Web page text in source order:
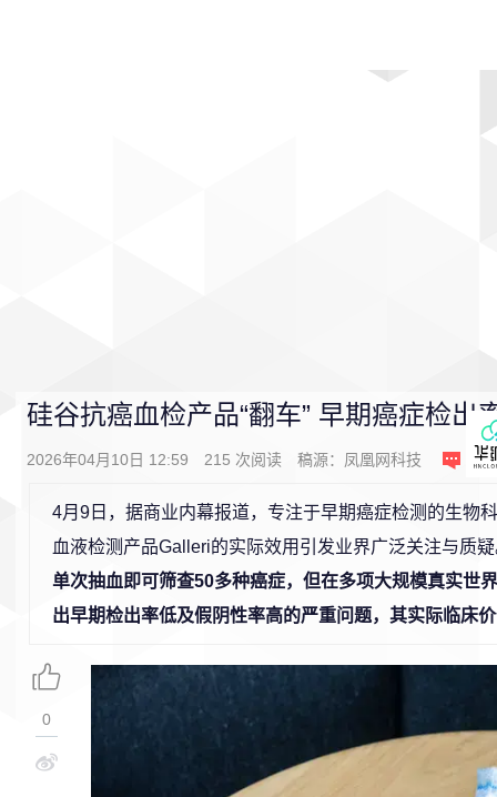
硅谷抗癌血检产品“翻车” 早期癌症检出
2026年04月10日 12:59 215 次阅读 稿源： 凤凰网科技 0条
4月9日，据商业内幕报道，专注于早期癌症检测的生物
血液检测产品Galleri的实际效用引发业界广泛关注与质
单次抽血即可筛查50多种癌症，但在多项大规模真实世
出早期检出率低及假阴性率高的严重问题，其实际临床
0